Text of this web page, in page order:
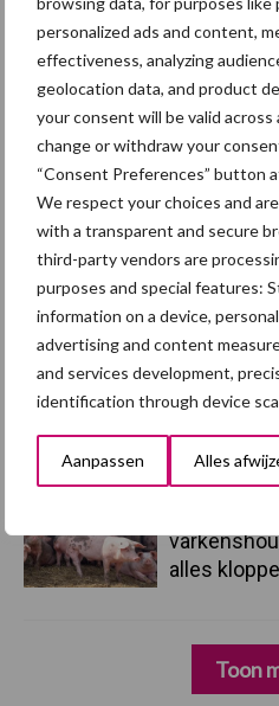
personalized ads and content,
effectiveness, analyzing
geolocation data, and product
your consent will be valid across
change or withdraw your
“Consent Preferences” button
We respect your choices and
with a transparent and secure
third-party vendors are
purposes and special features:
information on a device,
advertising and content
and services development,
identification through device
Aanpassen Alles
Sidebar
5 aug
“Vraag
groter dan
AVP in
alertheid
Vlaamse
alles
Toon